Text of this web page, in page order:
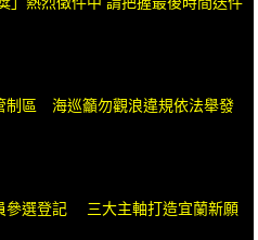
制區 海巡籲勿觀浪違規依法舉發
參選登記 三大主軸打造宜蘭新願